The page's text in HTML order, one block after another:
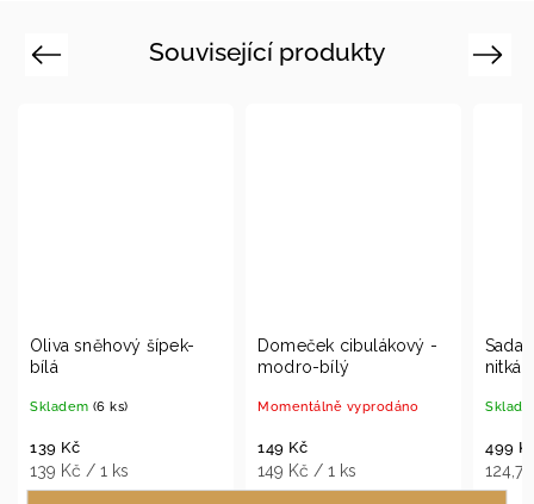
Související produkty
Previous
Domeček cibulákový -
Momentálně vyprodáno
149 Kč / 1 ks
Sada zvonků kuličky na
nitkách - broskvová
Skladem (1 ks)
124,75 Kč / 1 ks
Next